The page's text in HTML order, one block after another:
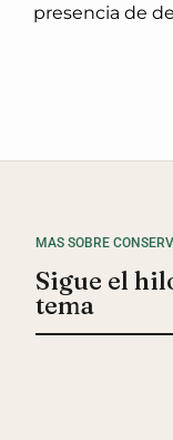
presencia de
MAS SOBRE
Sigue el
tema